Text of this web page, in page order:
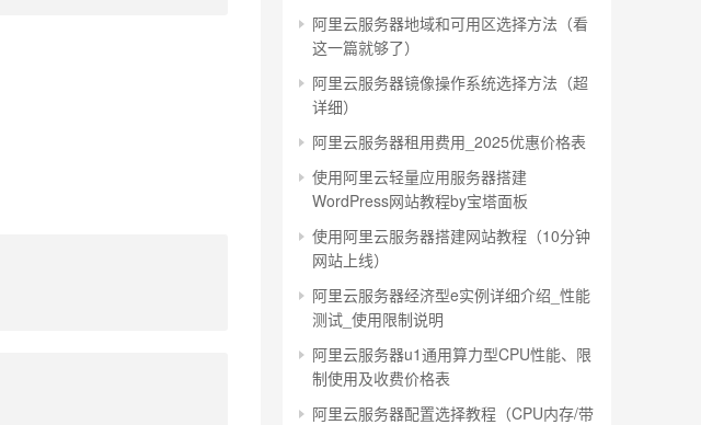
阿里云服务器地域和可用区选择方法（看
这一篇就够了）
阿里云服务器镜像操作系统选择方法（超
详细）
阿里云服务器租用费用_2025优惠价格表
使用阿里云轻量应用服务器搭建
WordPress网站教程by宝塔面板
使用阿里云服务器搭建网站教程（10分钟
网站上线）
阿里云服务器经济型e实例详细介绍_性能
测试_使用限制说明
阿里云服务器u1通用算力型CPU性能、限
制使用及收费价格表
阿里云服务器配置选择教程（CPU内存/带